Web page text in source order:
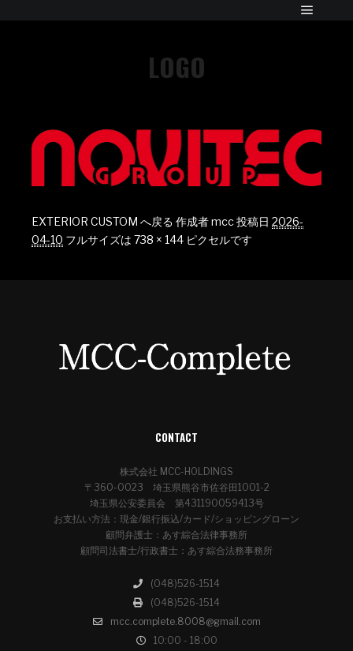
LOGO
EXTERIOR CUSTOM へ戻る 作成者mcc投稿日 2026-
04-10 フルサイズは 738 × 144 ピクセルです
CONTACT
株式会社 MCC-HOLDINGS
〒360-0023 埼玉県熊谷市佐谷田1001-2
埼玉県公安委員会 第431190059413号
お支払い方法：現金/銀行振込/カード/ショッピングローン
顧問弁護士：あす綜合法律事務所
顧問司法書士/行政書士：あす綜合法務事務所
(048)526-1514
(048)526-1514
mcc.complete.8008@gmail.com
10:00 - 18:00